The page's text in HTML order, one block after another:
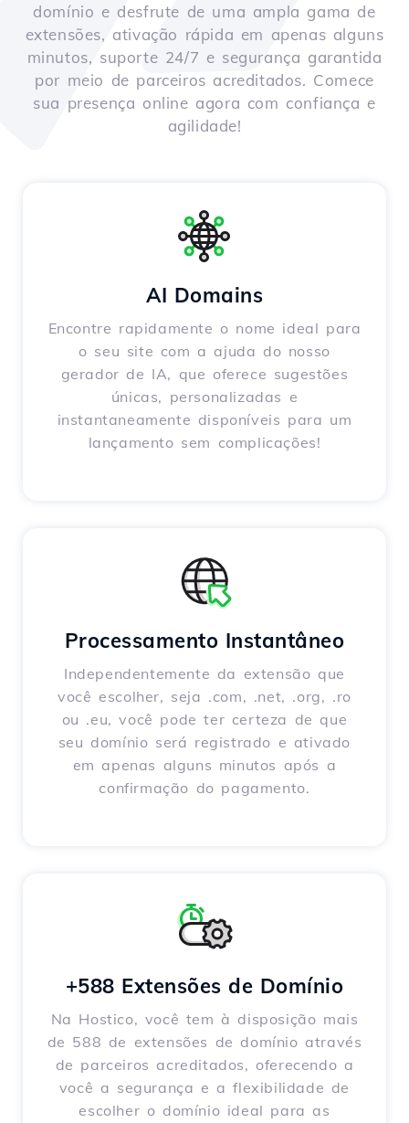
domínio e desfrute de uma ampla gama de
extensões, ativação rápida em apenas alguns
minutos, suporte 24/7 e segurança garantida
por meio de parceiros acreditados. Comece
sua presença online agora com confiança e
agilidade!
AI Domains
Encontre rapidamente o nome ideal para
o seu site com a ajuda do nosso
gerador de IA, que oferece sugestões
únicas, personalizadas e
instantaneamente disponíveis para um
lançamento sem complicações!
Processamento Instantâneo
Independentemente da extensão que
você escolher, seja .com, .net, .org, .ro
ou .eu, você pode ter certeza de que
seu domínio será registrado e ativado
em apenas alguns minutos após a
confirmação do pagamento.
+588 Extensões de Domínio
Na Hostico, você tem à disposição mais
de 588 de extensões de domínio através
de parceiros acreditados, oferecendo a
você a segurança e a flexibilidade de
escolher o domínio ideal para as